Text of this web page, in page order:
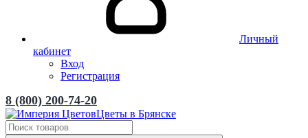
Личный
кабинет
Вход
Регистрация
8 (800) 200-74-20
Цветы в Брянске